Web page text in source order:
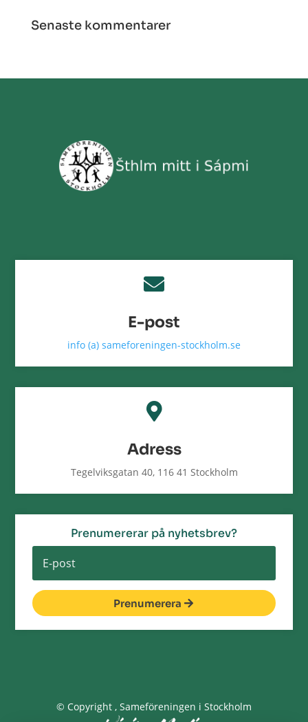
Senaste kommentarer

E-post
info (a) sameforeningen-stockholm.se

Adress
Tegelviksgatan 40, 116 41 Stockholm
Prenumererar på nyhetsbrev?
Prenumerera
© Copyright , Sameföreningen i Stockholm